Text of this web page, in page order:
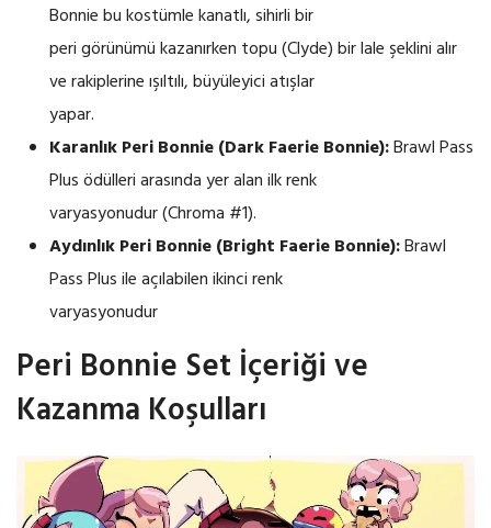
Bonnie bu kostümle kanatlı, sihirli bir
peri görünümü kazanırken topu (Clyde) bir lale şeklini alır
ve rakiplerine ışıltılı, büyüleyici atışlar
yapar.
Karanlık Peri Bonnie (Dark Faerie Bonnie):Brawl Pass
Plus ödülleri arasında yer alan ilk renk
varyasyonudur (Chroma #1).
Aydınlık Peri Bonnie (Bright Faerie Bonnie):Brawl
Pass Plus ile açılabilen ikinci renk
varyasyonudur
Peri Bonnie Set İçeriği ve
Kazanma Koşulları